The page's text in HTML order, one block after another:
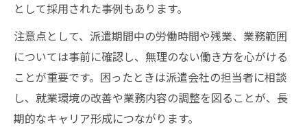
として採用された事例もあります。
注意点として、派遣期間中の労働時間や残業、業務範囲
については事前に確認し、無理のない働き方を心がける
ことが重要です。困ったときは派遣会社の担当者に相談
し、就業環境の改善や業務内容の調整を図ることが、長
期的なキャリア形成につながります。